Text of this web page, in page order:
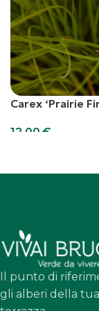
Carex ‘Prairie
12,00 €
Il punto di
gli alberi della